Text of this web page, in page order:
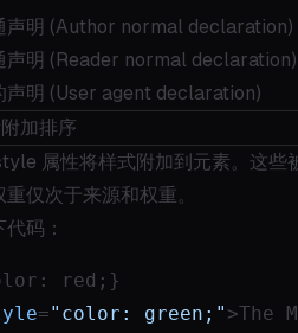
声明 (Author normal declaration)
声明 (Reader normal declaration)
声明 (User agent declaration)
加排序
属性将样式附加到元素。这些
仅次于来源和权重。
码：
red;}
="color: green;" >The